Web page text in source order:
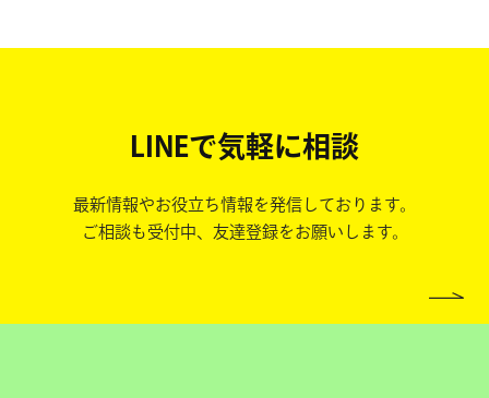
LINEで気軽に相談
最新情報やお役立ち情報を発信しております。
ご相談も受付中、友達登録をお願いします。